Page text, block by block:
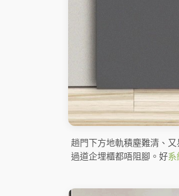
趟門下方地軌積塵難清、
過道企埋櫃都唔阻腳。好系